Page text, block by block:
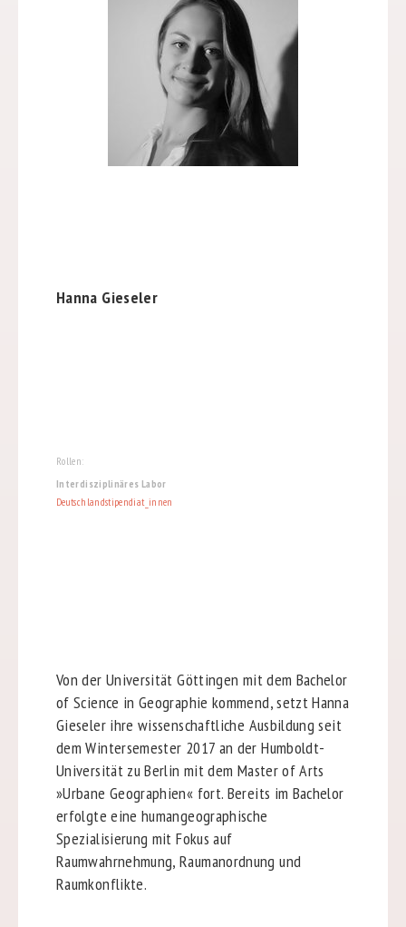
Hanna Gieseler
Rollen:
Interdisziplinäres Labor
Deutschlandstipendiat_innen
Von der Universität Göttingen mit dem Bachelor
of Science in Geographie kommend, setzt Hanna
Gieseler ihre wissenschaftliche Ausbildung seit
dem Wintersemester 2017 an der Humboldt-
Universität zu Berlin mit dem Master of Arts
»Urbane Geographien« fort. Bereits im Bachelor
erfolgte eine humangeographische
Spezialisierung mit Fokus auf
Raumwahrnehmung, Raumanordnung und
Raumkonflikte.